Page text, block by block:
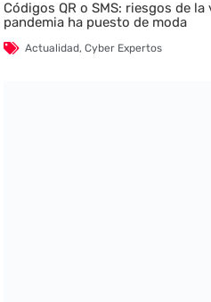
Códigos QR o SMS: riesgos de
pandemia ha puesto de moda
Actualidad,Cyber Expertos